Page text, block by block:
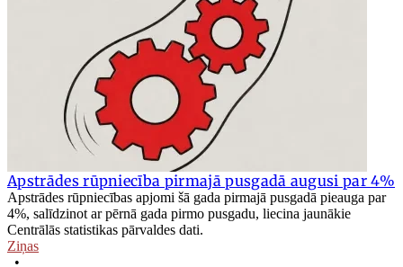
Apstrādes rūpniecība pirmajā pusgadā augusi par 4%
Apstrādes rūpniecības apjomi šā gada pirmajā pusgadā pieauga par
4%, salīdzinot ar pērnā gada pirmo pusgadu, liecina jaunākie
Centrālās statistikas pārvaldes dati.
Ziņas
•